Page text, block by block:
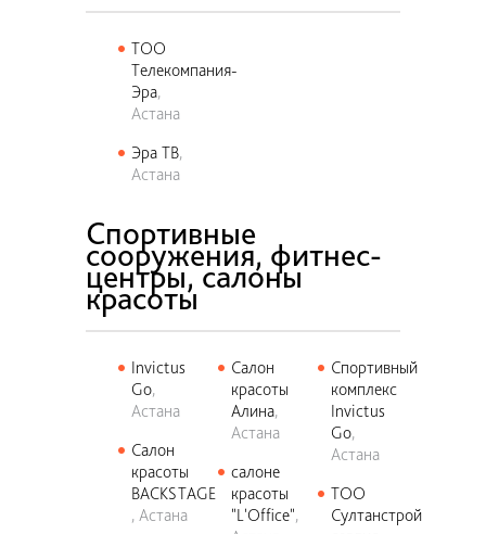
ТОО
Телекомпания-
Эра
Астана
Эра ТВ
Астана
Спортивные
сооружения, фитнес-
центры, салоны
красоты
Invictus
Go
Астана
Салон
красоты
BACKSTAGE
Астана
Салон
красоты
Алина
Астана
салоне
красоты
"L'Office"
Спортивный
комплекс
Invictus
Go
Астана
ТОО
Султанстрой